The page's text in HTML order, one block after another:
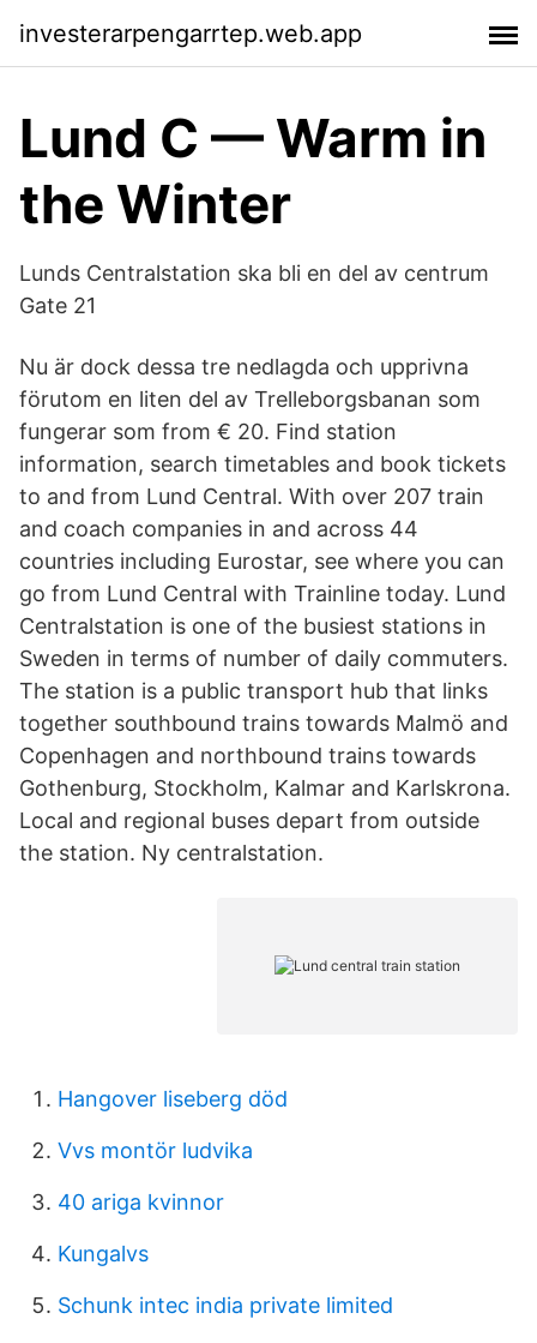
investerarpengarrtep.web.app
Lund C — Warm in
the Winter
Lunds Centralstation ska bli en del av centrum
Gate 21
Nu är dock dessa tre nedlagda och upprivna
förutom en liten del av Trelleborgsbanan som
fungerar som from € 20. Find station
information, search timetables and book tickets
to and from Lund Central. With over 207 train
and coach companies in and across 44
countries including Eurostar, see where you can
go from Lund Central with Trainline today. Lund
Centralstation is one of the busiest stations in
Sweden in terms of number of daily commuters.
The station is a public transport hub that links
together southbound trains towards Malmö and
Copenhagen and northbound trains towards
Gothenburg, Stockholm, Kalmar and Karlskrona.
Local and regional buses depart from outside
the station. Ny centralstation.
Hangover liseberg död
Vvs montör ludvika
40 ariga kvinnor
Kungalvs
Schunk intec india private limited